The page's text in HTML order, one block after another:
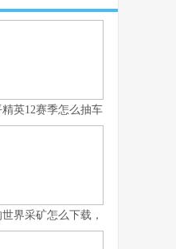
的时光之匙
精英12赛季怎么抽车，资深玩家的
虚拟海滨的坐标与意义
世界采矿怎么下载，资深玩家的完